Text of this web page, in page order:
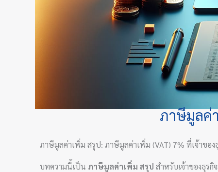
ภาษีมูลค่
ภาษีมูลค่าเพิ่ม สรุป: ภาษีมูลค่าเพิ่ม (VAT) 7% ที่เจ้าของ
บทความนี้เป็น ภาษีมูลค่าเพิ่ม สรุป สำหรับเจ้าของธุร